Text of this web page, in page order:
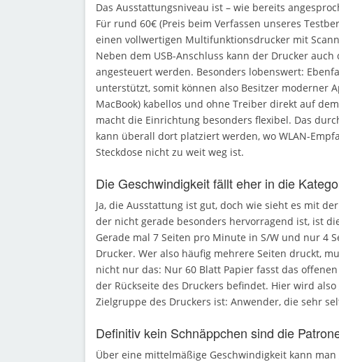
Das Ausstattungsniveau ist – wie bereits
Für rund 60€ (Preis beim Verfassen unseres
einen vollwertigen Multifunktionsdrucker mit
Neben dem USB-Anschluss kann der Drucker auch
angesteuert werden. Besonders lobenswert:
unterstützt, somit können also Besitzer moderner
MacBook) kabellos und ohne Treiber direkt auf
macht die Einrichtung besonders flexibel. Das
kann überall dort platziert werden, wo WLAN-
Steckdose nicht zu weit weg ist.
Die Geschwindigkeit fällt eher in die
Ja, die Ausstattung ist gut, doch wie sieht es mit
der nicht gerade besonders hervorragend ist, ist
Gerade mal 7 Seiten pro Minute in S/W und nur 4
Drucker. Wer also häufig mehrere Seiten druckt,
nicht nur das: Nur 60 Blatt Papier fasst das
der Rückseite des Druckers befindet. Hier wird
Zielgruppe des Druckers ist: Anwender, die sehr
Definitiv kein Schnäppchen sind die
Über eine mittelmäßige Geschwindigkeit kann